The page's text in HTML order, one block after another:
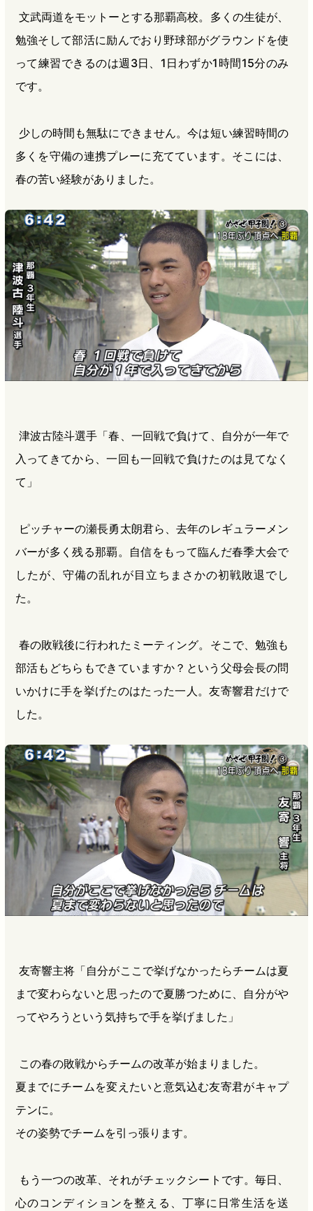
文武両道をモットーとする那覇高校。多くの生徒が、
勉強そして部活に励んでおり野球部がグラウンドを使
って練習できるのは週3日、1日わずか1時間15分のみ
です。
少しの時間も無駄にできません。今は短い練習時間の
多くを守備の連携プレーに充てています。そこには、
春の苦い経験がありました。
津波古陸斗選手「春、一回戦で負けて、自分が一年で
入ってきてから、一回も一回戦で負けたのは見てなく
て」
ピッチャーの瀬長勇太朗君ら、去年のレギュラーメン
バーが多く残る那覇。自信をもって臨んだ春季大会で
したが、守備の乱れが目立ちまさかの初戦敗退でし
た。
春の敗戦後に行われたミーティング。そこで、勉強も
部活もどちらもできていますか？という父母会長の問
いかけに手を挙げたのはたった一人。友寄響君だけで
した。
友寄響主将「自分がここで挙げなかったらチームは夏
まで変わらないと思ったので夏勝つために、自分がや
ってやろうという気持ちで手を挙げました」
この春の敗戦からチームの改革が始まりました。
夏までにチームを変えたいと意気込む友寄君がキャプ
テンに。
その姿勢でチームを引っ張ります。
もう一つの改革、それがチェックシートです。毎日、
心のコンディションを整える、丁寧に日常生活を送